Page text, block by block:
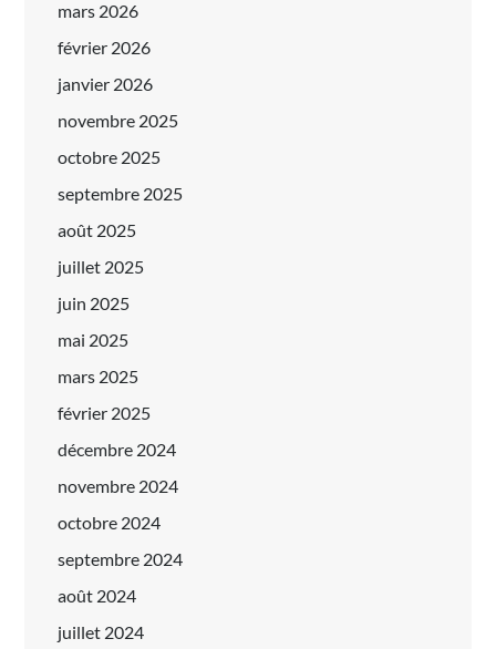
mars 2026
février 2026
janvier 2026
novembre 2025
octobre 2025
septembre 2025
août 2025
juillet 2025
juin 2025
mai 2025
mars 2025
février 2025
décembre 2024
novembre 2024
octobre 2024
septembre 2024
août 2024
juillet 2024